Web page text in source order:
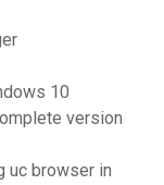
10
version
uc browser in